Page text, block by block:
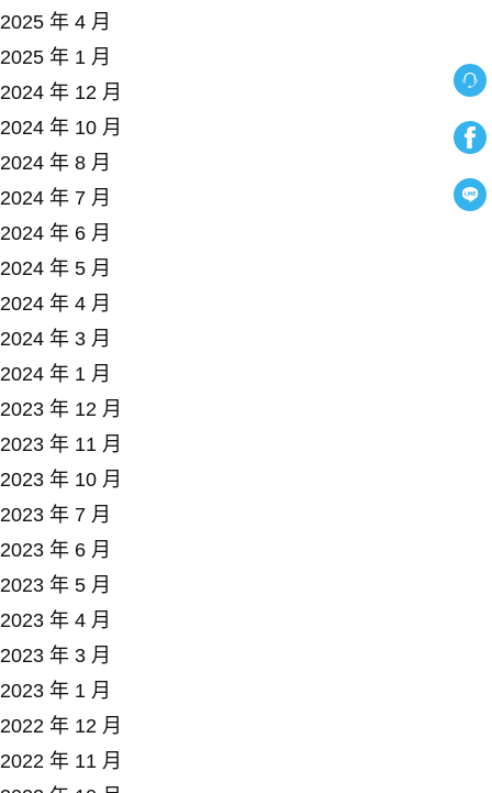
2025 年 4 月
2025 年 1 月
2024 年 12 月
2024 年 10 月
2024 年 8 月
2024 年 7 月
2024 年 6 月
2024 年 5 月
2024 年 4 月
2024 年 3 月
2024 年 1 月
2023 年 12 月
2023 年 11 月
2023 年 10 月
2023 年 7 月
2023 年 6 月
2023 年 5 月
2023 年 4 月
2023 年 3 月
2023 年 1 月
2022 年 12 月
2022 年 11 月